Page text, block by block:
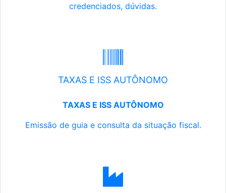
credenciados, dúvidas.
TAXAS E ISS AUTÔNOMO
TAXAS E ISS AUTÔNOMO
Emissão de guia e consulta da situação fiscal.